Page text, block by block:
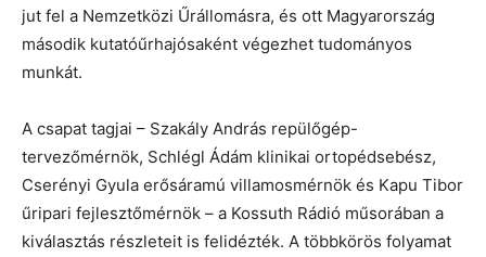
jut fel a Nemzetközi Űrállomásra, és ott Magyarország
második kutatóűrhajósaként végezhet tudományos
munkát.
A csapat tagjai – Szakály András repülőgép-
tervezőmérnök, Schlégl Ádám klinikai ortopédsebész,
Cserényi Gyula erősáramú villamosmérnök és Kapu Tibor
űripari fejlesztőmérnök – a Kossuth Rádió műsorában a
kiválasztás részleteit is felidézték. A többkörös folyamat